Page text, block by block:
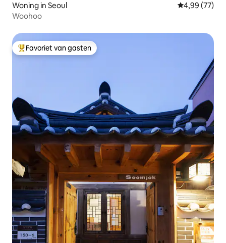
Woning in Seoul Gemiddelde
4,99 (77)
Woohoo
Topfavoriet van gasten
Favoriet van gasten